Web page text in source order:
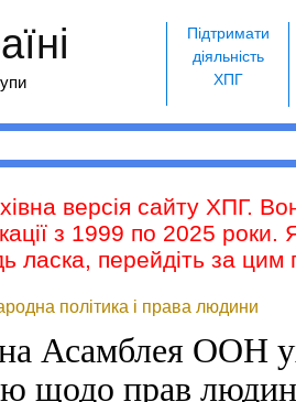
Підтримати
діяльність
ХПГ
версія сайту ХПГ.
з 1999 по 2025
ласка, перейдіть за
політика і права людини
Асамблея ООН
щодо прав